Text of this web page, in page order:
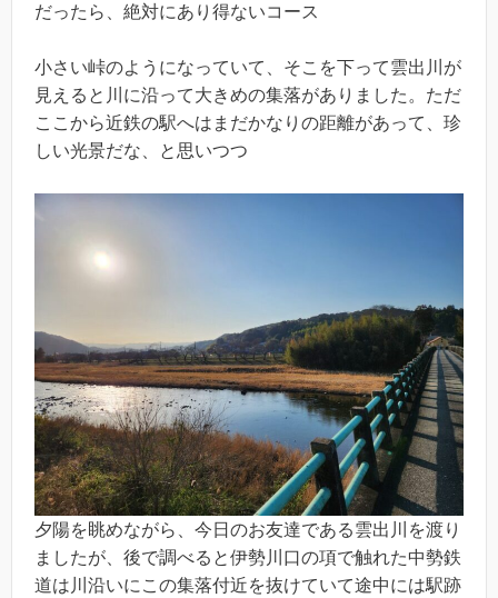
だったら、絶対にあり得ないコース
小さい峠のようになっていて、そこを下って雲出川が
見えると川に沿って大きめの集落がありました。ただ
ここから近鉄の駅へはまだかなりの距離があって、珍
しい光景だな、と思いつつ
夕陽を眺めながら、今日のお友達である雲出川を渡り
ましたが、後で調べると伊勢川口の項で触れた中勢鉄
道は川沿いにこの集落付近を抜けていて途中には駅跡